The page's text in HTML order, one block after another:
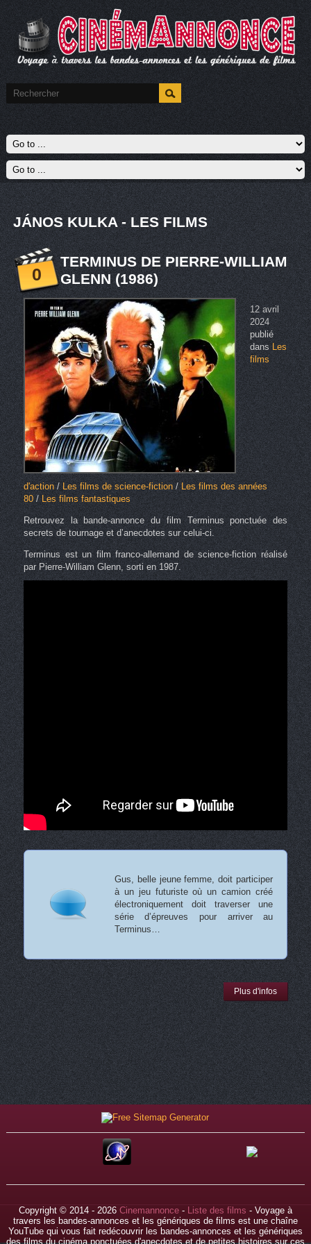
JÁNOS KULKA - LES FILMS
0
TERMINUS DE PIERRE-WILLIAM
GLENN (1986)
12 avril
2024
publié
dansLes
films
d'action/ Les films de science-fiction/Les films des années
80/ Les films fantastiques
Retrouvez la bande-annonce du film Terminus ponctuée des
secrets de tournage et d’anecdotes sur celui-ci.
Terminus est un film franco-allemand de science-fiction réalisé
par Pierre-William Glenn, sorti en 1987.
Gus, belle jeune femme, doit participer
à un jeu futuriste où un camion créé
électroniquement doit traverser une
série d’épreuves pour arriver au
Terminus…
Plus d'infos
Copyright © 2014 - 2026 Cinemannonce- Liste des films - Voyage à
travers les bandes-annonces et les génériques de films est une chaîne
YouTube qui vous fait redécouvrir les bandes-annonces et les génériques
des films du cinéma ponctuées d'anecdotes et de petites histoires sur ces